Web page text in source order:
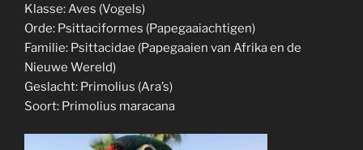
Klasse: Aves (Vogels)
Orde: Psittaciformes (Papegaaiachtigen)
Familie: Psittacidae (Papegaaien van Afrika en de
Nieuwe Wereld)
Geslacht: Primolius (Ara’s)
Soort: Primolius maracana